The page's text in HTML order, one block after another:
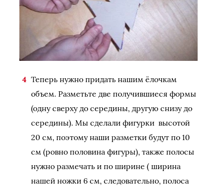
Теперь нужно придать нашим ёлочкам
объем. Разметьте две получившиеся формы
(одну сверху до середины, другую снизу до
середины). Мы сделали фигурки высотой
20 см, поэтому наши разметки будут по 10
см (ровно половина фигуры), также полосы
нужно размечать и по ширине ( ширина
нашей ножки 6 см, следовательно, полоса